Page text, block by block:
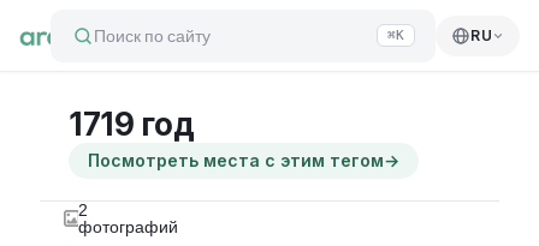
Поиск по сайту ⌘K RU
1719 год
Посмотреть места с этим тегом→
2
фотографий